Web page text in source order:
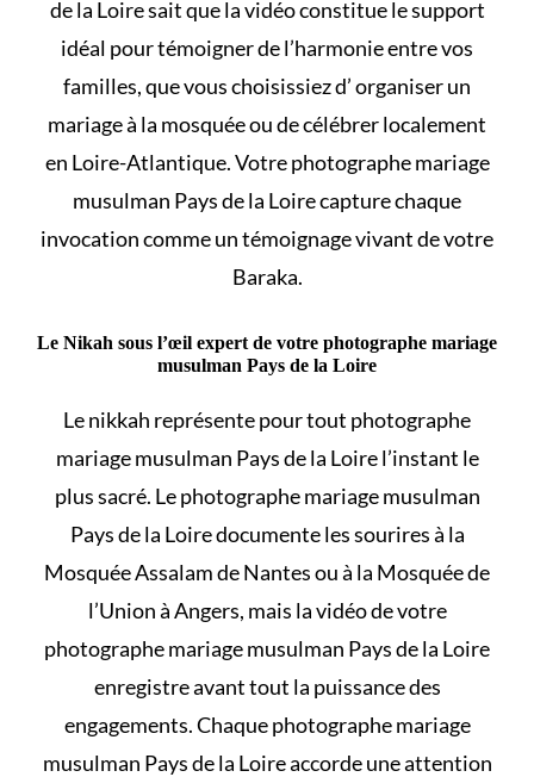
de la Loire sait que la vidéo constitue le support
idéal pour témoigner de l’harmonie entre vos
familles, que vous choisissiez d’organiser un
mariage à la mosquéeou de célébrer localement
en Loire-Atlantique. Votre photographe mariage
musulman Pays de la Loire capture chaque
invocation comme un témoignage vivant de votre
Baraka.
Le Nikah sous l’œil expert de votre photographe mariage
musulman Pays de la Loire
Lenikkah représente pour tout photographe
mariage musulman Pays de la Loire l’instant le
plus sacré. Le photographe mariage musulman
Pays de la Loire documente les sourires à la
Mosquée Assalam de Nantes ou à la Mosquée de
l’Union à Angers, mais la vidéo de votre
photographe mariage musulman Pays de la Loire
enregistre avant tout la puissance des
engagements. Chaque photographe mariage
musulman Pays de la Loire accorde une attention